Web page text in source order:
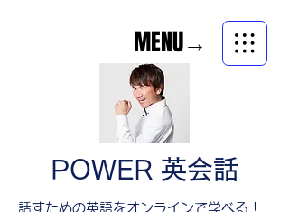
MENU→
POWER 英会話
​話すための英語をオンラインで学べる！